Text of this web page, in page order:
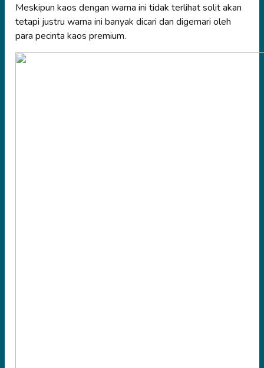
Meskipun kaos dengan warna ini tidak terlihat solit akan
tetapi justru warna ini banyak dicari dan digemari oleh
para pecinta kaos premium.